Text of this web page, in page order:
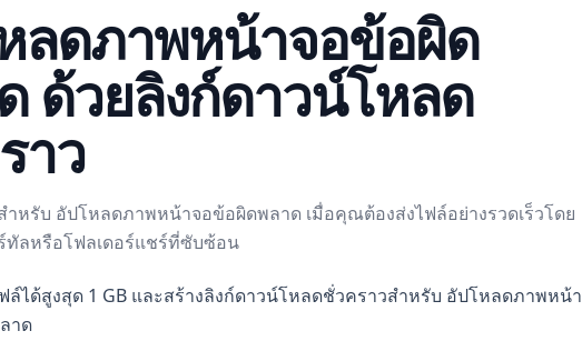
ลดภาพหน้าจอข้อผิด
ด้วยลิงก์ดาวน์โหลด
าว
ำหรับ อัปโหลดภาพหน้าจอข้อผิดพลาด เมื่อคุณต้องส่งไฟล์อย่างรวดเร็วโดย
ทัลหรือโฟลเดอร์แชร์ที่ซับซ้อน
ล์ได้สูงสุด 1 GB และสร้างลิงก์ดาวน์โหลดชั่วคราวสำหรับ อัปโหลดภาพหน้า
าด